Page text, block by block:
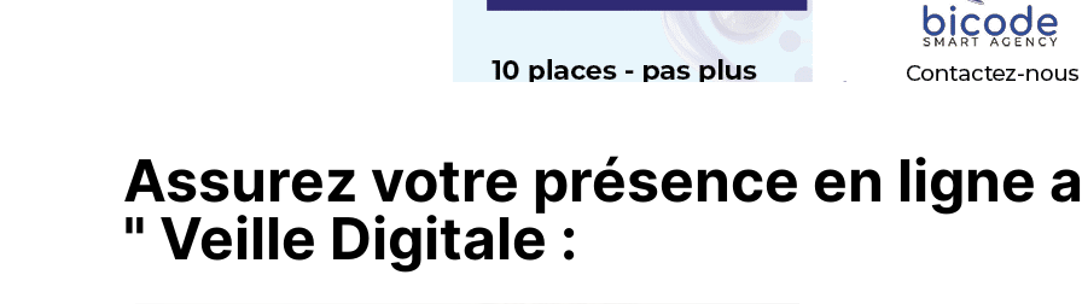
Assurez votre présence en ligne
" Veille Digitale :